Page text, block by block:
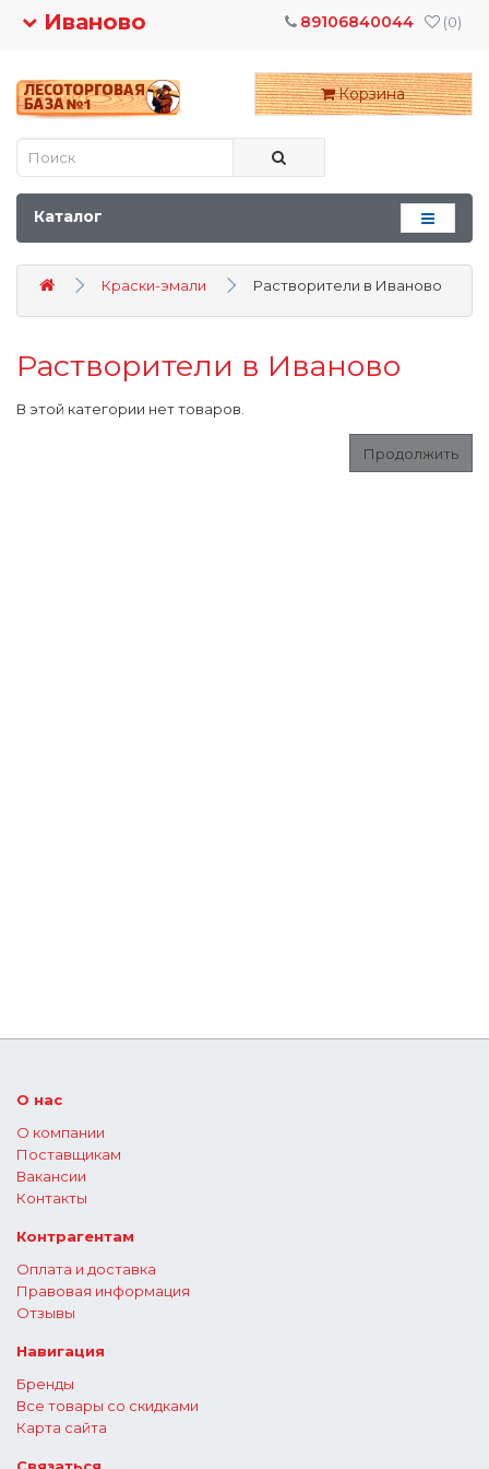
Иваново (0)
89106840044
Корзина
Каталог
Краски-эмали Растворители в Иваново
Растворители в Иваново
В этой категории нет товаров.
Продолжить
О нас
О компании
Поставщикам
Вакансии
Контакты
Контрагентам
Оплата и доставка
Правовая информация
Отзывы
Навигация
Бренды
Все товары со скидками
Карта сайта